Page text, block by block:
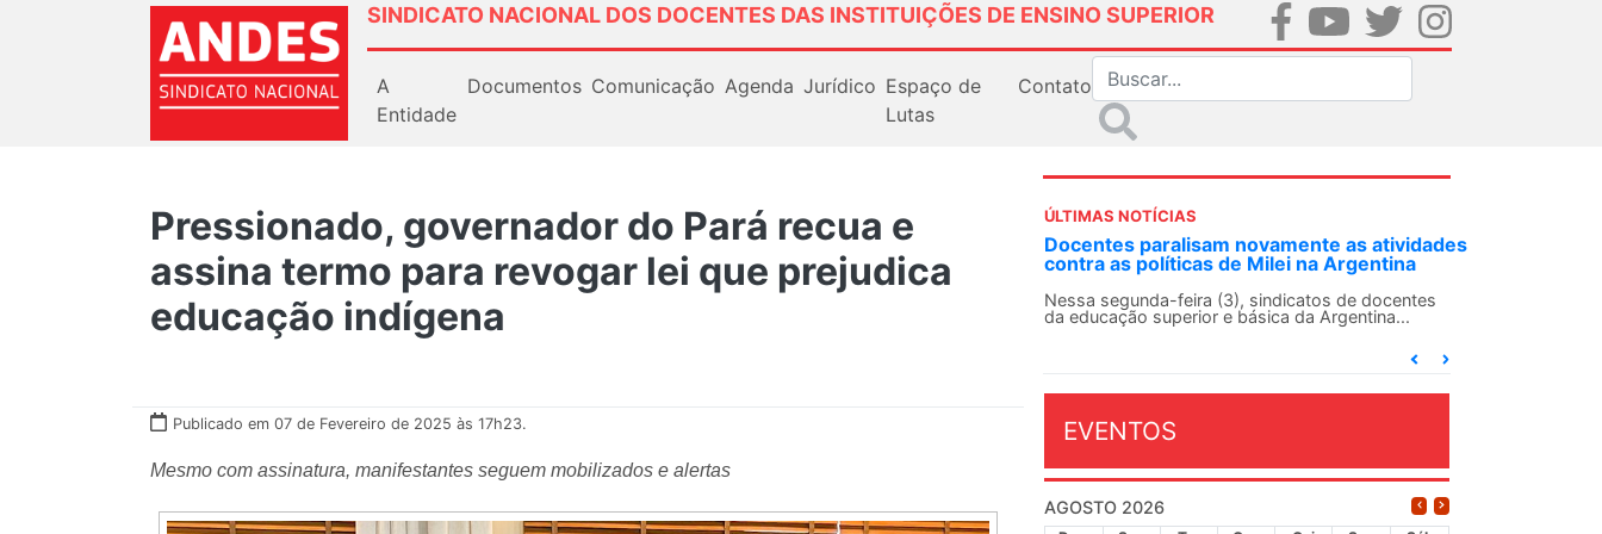
SINDICATO NACIONAL DOS DOCENTES DAS INSTITUIÇÕES DE ENSINO SUPERIOR
A
Entidade
Documentos Comunicação Agenda Jurídico Espaço de
Lutas
Contato
Pressionado, governador do Pará recua e
assina termo para revogar lei que prejudica
educação indígena
Publicado em 07 de Fevereiro de 2025 às 17h23.
Mesmo com assinatura, manifestantes seguem mobilizados e alertas
ÚLTIMAS NOTÍCIAS
ANDES-SN convoca docentes para Dia de
Solidariedade Internacionalista com Cuba em
13 de agosto
O ANDES-SN conclama suas seções sindicais e o
EVENTOS